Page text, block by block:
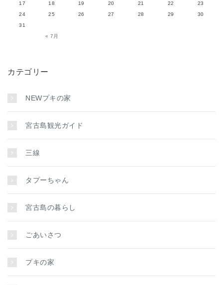
« 7月
17
18 19 20 21 22
23
24
25 26 27 28 29
30
31
カテゴリー
NEWプキの家
宮古島観光ガイド
三線
タプーちゃん
宮古島の暮らし
ごあいさつ
プキの家